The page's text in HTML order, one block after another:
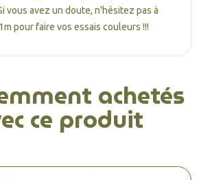
vous avez un doute, n'hésitez pas à
pour faire vos essais couleurs !!!
achetés
ce produit